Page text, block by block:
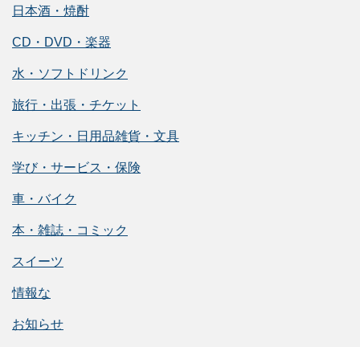
日本酒・焼酎
CD・DVD・楽器
水・ソフトドリンク
旅行・出張・チケット
キッチン・日用品雑貨・文具
学び・サービス・保険
車・バイク
本・雑誌・コミック
スイーツ
情報な
お知らせ